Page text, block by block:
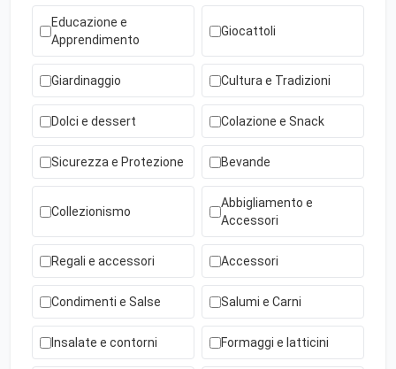
Educazione e
Apprendimento
Giocattoli
Giardinaggio Cultura e Tradizioni
Dolci e dessert Colazione e Snack
Sicurezza e Protezione Bevande
Collezionismo
Abbigliamento e
Accessori
Regali e accessori Accessori
Condimenti e Salse Salumi e Carni
Insalate e contorni Formaggi e latticini